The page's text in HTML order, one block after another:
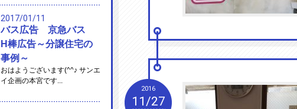
2016
11/27
2017/01/11
バス広告 京急バス
H棒広告～分譲住宅の
事例～
おはようございます(^^♪ サンエ
イ企画の本宮です...